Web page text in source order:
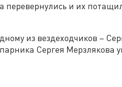
перевернулись и их
из вездеходчиков –
Сергея Мерзлякова